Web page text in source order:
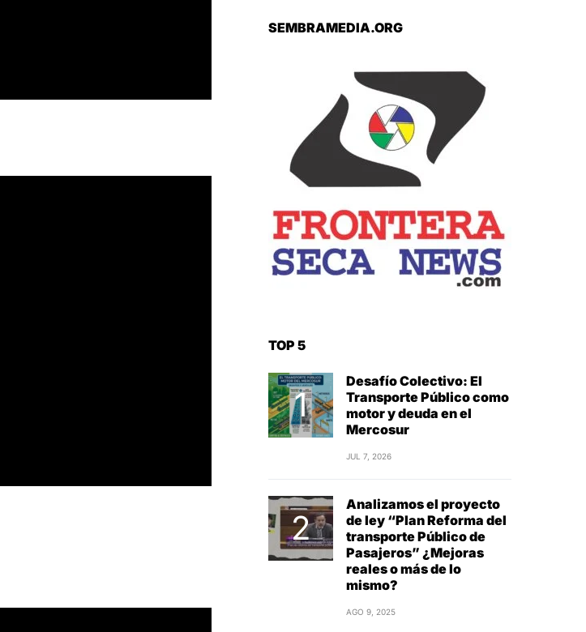
SEMBRAMEDIA.ORG
TOP 5
Desafío Colectivo: El
Transporte Público como
motor y deuda en el
Mercosur
JUL 7, 2026
Analizamos el proyecto
de ley “Plan Reforma del
transporte Público de
Pasajeros” ¿Mejoras
reales o más de lo
mismo?
AGO 9, 2025